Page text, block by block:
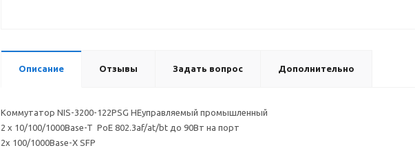
Описание Отзывы Задать вопрос Дополнительно
Коммутатор NIS-3200-122PSG НЕуправляемый промышленный
2 x 10/100/1000Base-T PoE 802.3af/at/bt до 90Вт на порт
2x 100/1000Base-X SFP